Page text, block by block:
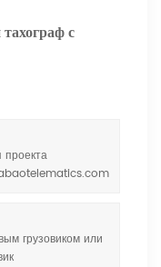
с
проекта
грузовиком или